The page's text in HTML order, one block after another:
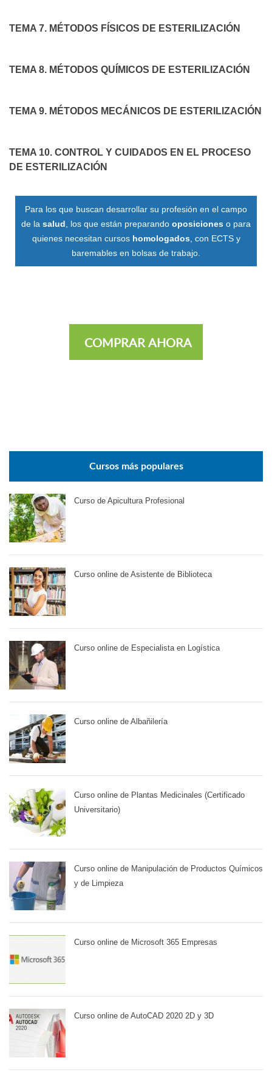
TEMA 7. MÉTODOS FÍSICOS DE ESTERILIZACIÓN
TEMA 8. MÉTODOS QUÍMICOS DE ESTERILIZACIÓN
TEMA 9. MÉTODOS MECÁNICOS DE ESTERILIZACIÓN
TEMA 10. CONTROL Y CUIDADOS EN EL PROCESO
DE ESTERILIZACIÓN
Para los que buscan desarrollar su profesión en el campo
de la salud , los que están preparando oposiciones o para
quienes necesitan cursos homologados, con ECTS y
baremables en bolsas de trabajo.
COMPRAR AHORA
Cursos más populares
Curso de Apicultura Profesional
Curso online de Asistente de Biblioteca
Curso online de Especialista en Logística
Curso online de Albañilería
Curso online de Plantas Medicinales (Certificado
Universitario)
Curso online de Manipulación de Productos Químicos
y de Limpieza
Curso online de Microsoft 365 Empresas
Curso online de AutoCAD 2020 2D y 3D